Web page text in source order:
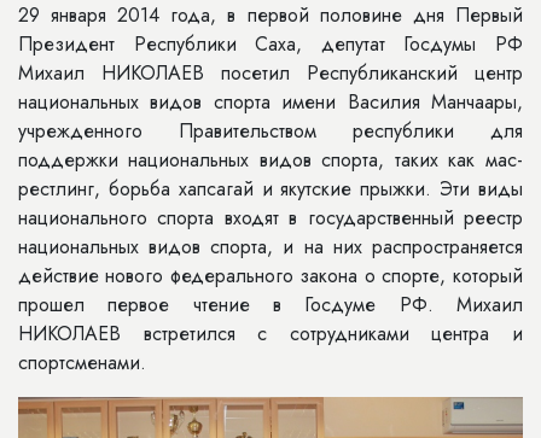
29 января 2014 года, в первой половине дня Первый
Президент Республики Саха, депутат Госдумы РФ
Михаил НИКОЛАЕВ посетил Республиканский центр
национальных видов спорта имени Василия Манчаары,
учрежденного Правительством республики для
поддержки национальных видов спорта, таких как мас-
рестлинг, борьба хапсагай и якутские прыжки. Эти виды
национального спорта входят в государственный реестр
национальных видов спорта, и на них распространяется
действие нового федерального закона о спорте, который
прошел первое чтение в Госдуме РФ. Михаил
НИКОЛАЕВ встретился с сотрудниками центра и
спортсменами.